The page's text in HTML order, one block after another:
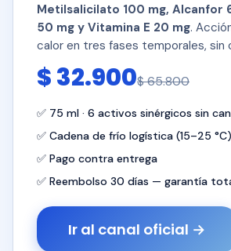
Metilsalicilato 100 mg, Alcanfor
50 mg y Vitamina E 20 mg.
calor en tres fases temporales, sin
$ 32.900$ 65.800
✅ 75 ml · 6 activos sinérgicos sin
✅ Cadena de frío logística (15–25 °C)
✅ Pago contra entrega
✅ Reembolso 30 días — garantía
Ir al canal oficial →